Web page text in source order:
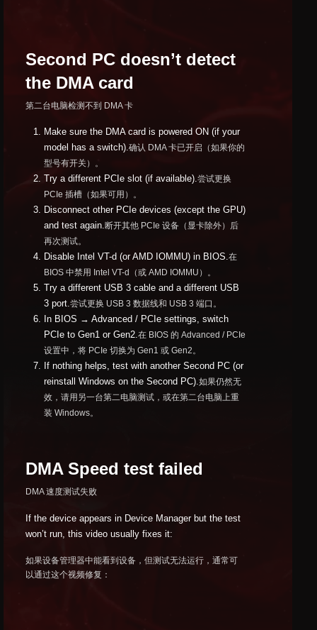
Second PC doesn’t detect
the DMA card
第二台电脑检测不到 DMA 卡
Make sure the DMA card is powered ON (if your
model has a switch).确认 DMA 卡已开启（如果你的
型号有开关）。
Try a different PCIe slot (if available).尝试更换
PCIe 插槽（如果可用）。
Disconnect other PCIe devices (except the GPU)
and test again.断开其他 PCIe 设备（显卡除外）后
再次测试。
Disable Intel VT-d (or AMD IOMMU) in BIOS.在
BIOS 中禁用 Intel VT-d（或 AMD IOMMU）。
Try a different USB 3 cable and a different USB
3 port.尝试更换 USB 3 数据线和 USB 3 端口。
In BIOS → Advanced / PCIe settings, switch
PCIe to Gen1 or Gen2.在 BIOS 的 Advanced / PCIe
设置中，将 PCIe 切换为 Gen1 或 Gen2。
If nothing helps, test with another Second PC (or
reinstall Windows on the Second PC).如果仍然无
效，请用另一台第二电脑测试，或在第二台电脑上重
装 Windows。
DMA Speed test failed
DMA 速度测试失败
If the device appears in Device Manager but the test
won’t run, this video usually fixes it:
如果设备管理器中能看到设备，但测试无法运行，通常可
以通过这个视频修复：